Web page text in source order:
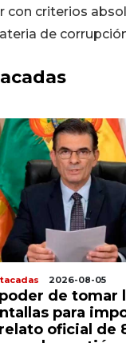
con criterios
de
2026-08-05
de tomar
para
oficial de